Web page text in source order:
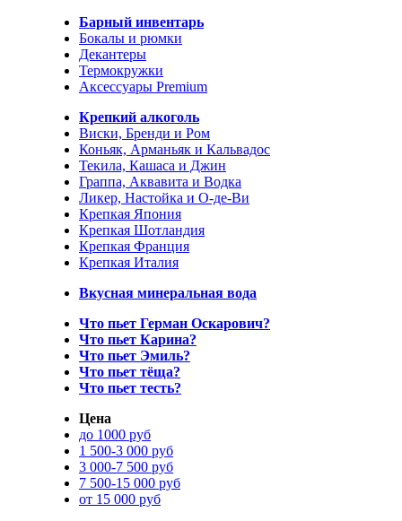
Барный инвентарь
Бокалы и рюмки
Декантеры
Термокружки
Аксессуары Premium
Крепкий алкоголь
Виски, Бренди и Ром
Коньяк, Арманьяк и Кальвадос
Текила, Кашаса и Джин
Граппа, Аквавита и Водка
Ликер, Настойка и О-де-Ви
Крепкая Япония
Крепкая Шотландия
Крепкая Франция
Крепкая Италия
Вкусная минеральная вода
Что пьет Герман Оскарович?
Что пьет Карина?
Что пьет Эмиль?
Что пьет тёща?
Что пьет тесть?
Цена
до 1000 руб
1 500-3 000 руб
3 000-7 500 руб
7 500-15 000 руб
от 15 000 руб